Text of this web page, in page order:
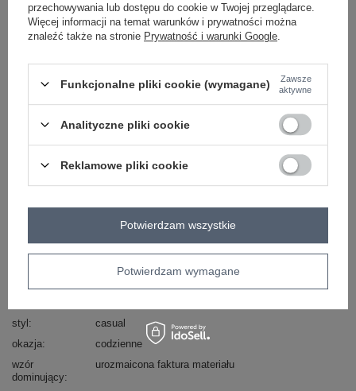
jasny beżowy
ZALOGUJ SIĘ I ZOBACZ CENĘ
+48 601 547 740
sposób prania : pranie w pralce w 30°C
styl
casual
okazja
codzienne
wzór
dominujący
urozmaicona faktura materiału
przechowywania lub dostępu do cookie w Twojej przeglądarce.
Więcej informacji na temat warunków i prywatności można
znaleźć także na stronie Prywatność i warunki Google
Funkcjonalne pliki cookie (wymagane)
Zawsze
aktywne
Analityczne pliki cookie
Reklamowe pliki cookie
Potwierdzam wymagane
Potwierdzam wszystkie